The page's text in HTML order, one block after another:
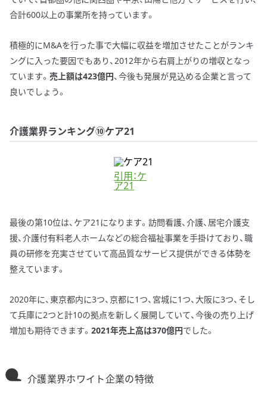
合計600以上の事業所を持っています。
積極的にM&Aを行った事で大幅に収益を増加させたことがランキ
ングに入った要因でもあり、2012年から右肩上がりの増収となっ
ています。 売上額は423億円、今後も発展が見込める企業と言って
良いでしょう。
介護業界ランキング⑩ケア21
引用：ケ
ア21
最後の第10位は、ケア21になります。訪問看護、介護、居宅介護支
援、介護付有料老人ホームなどの総合福祉事業を手掛けており、職
員の研修を充実させていて高品質なサービス提供ができる体勢を
整えています。
2020年に、東京都内に3つ、京都に1つ、宮城に1つ、大阪に3つ、そし
て兵庫に2つと計10の拠点を新しく展開していて、今後の売り上げ
増加も期待できます。 2021年売上高は370億円でした。
介護業界ホワイト企業の特徴